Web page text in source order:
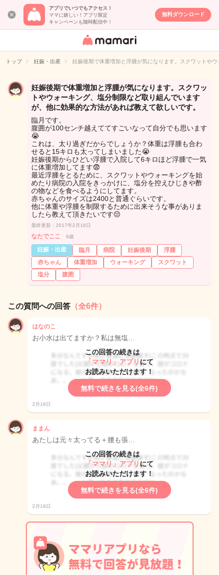
アプリでいつでもアクセス！
ママに嬉しい！アプリ限定
キャンペーンも随時配信中！
無料ダウンロード
女性専用匿名QA
イト
トップ 妊娠・出産 妊娠後期で体重増加と浮腫が気になります。スクワットや
妊娠後期で体重増加と浮腫が気になります。スクワッ
トやウォーキング、塩分制限など取り組んでいます
が、他に効果的な方法があれば教えて欲しいです。
臨月です。
腹囲が100センチ越えててすごいなって自分でも思います
😭
これは、太り過ぎだからでしょうか？体重は浮腫も合わ
せると15キロも太ってしまいました😭
妊娠後期からひどい浮腫で入院して6キロほど浮腫で一気
に体重増加してます😨
最近浮腫をとるために、スクワットやウォーキングを始
めたり病院の入院をきっかけに、塩分を控えひじきや酢
の物などを食べるようにしてます。
赤ちゃんのサイズは2400と普通ぐらいです。
他に体重や浮腫を制限するために出来そうな事がありま
したら教えて頂きたいです😔
最終更新：2017年2月18日
なたでここ 9歳
妊娠・出産 臨月 病院 妊娠後期
浮腫
赤ちゃん
体重増加 ウォーキング
スクワット
塩分
腹囲
この質問への回答 （全6件）
はなのこ
お小水は出てますか？私は無塩…
この回答の続きは
「ママリ」アプリ にて
お読みいただけます！
無料で続きを見る(全6件)
2月18日
ままん
あたしは元々太ってる＋腰も張…
この回答の続きは
「ママリ」アプリ にて
お読みいただけます！
無料で続きを見る(全6件)
2月18日